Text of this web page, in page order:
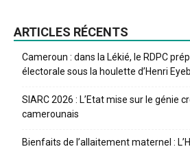
ARTICLES RÉCENTS
Cameroun : dans la Lékié, le RDPC
électorale sous la houlette d’Henri
SIARC 2026 : L’Etat mise sur le génie
camerounais
Bienfaits de l’allaitement maternel :